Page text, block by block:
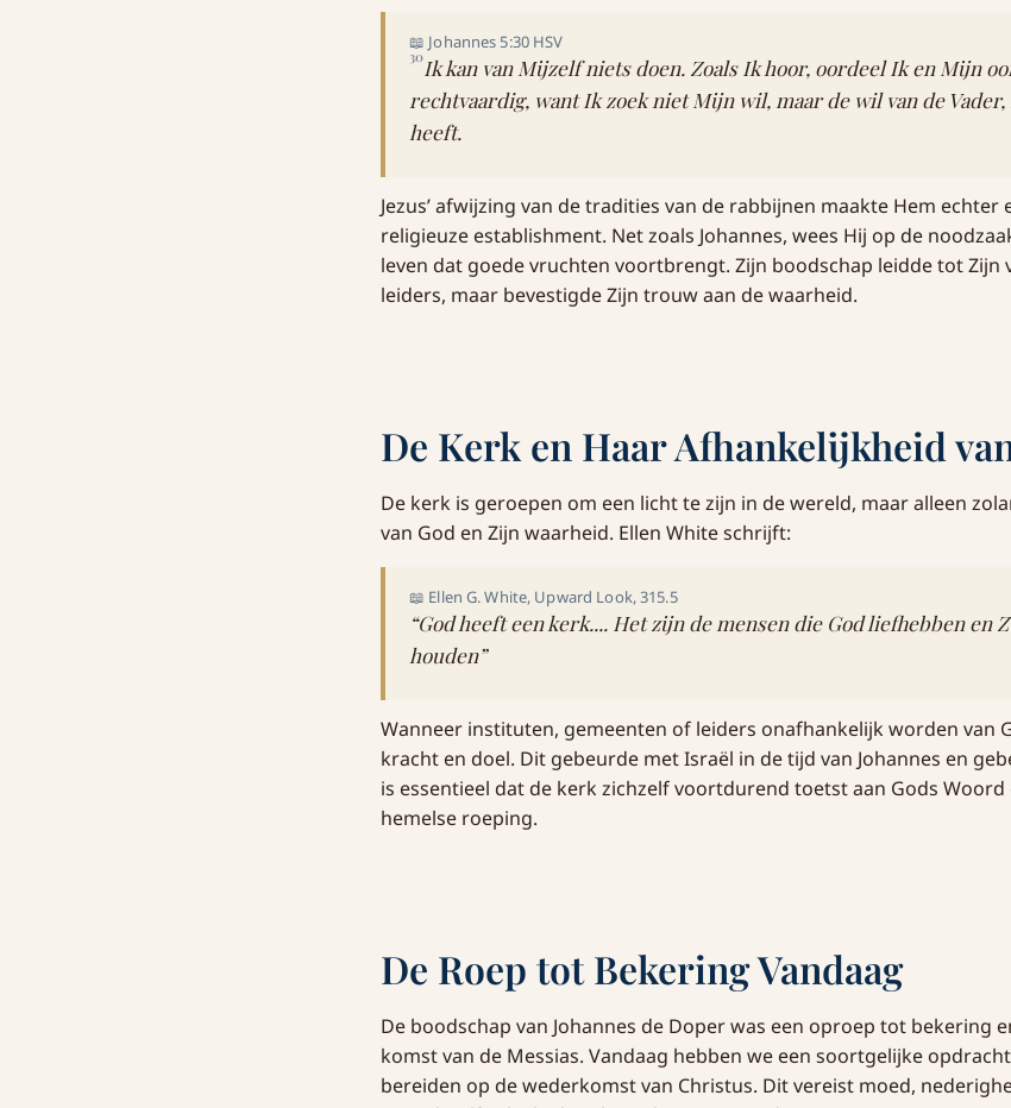
📖 Johannes 5:30 HSV
30Ik kan van Mijzelf niets doen. Zoals Ik hoor, oordeel Ik en Mijn
rechtvaardig, want Ik zoek niet Mijn wil, maar de wil van de
heeft.
Jezus’ afwijzing van de tradities van de rabbijnen maakte Hem echter
religieuze establishment. Net zoals Johannes, wees Hij op de
leven dat goede vruchten voortbrengt. Zijn boodschap leidde tot
leiders, maar bevestigde Zijn trouw aan de waarheid.
De Kerk en Haar Afhankelijkheid
De kerk is geroepen om een licht te zijn in de wereld, maar alleen
van God en Zijn waarheid. Ellen White schrijft:
📖 Ellen G. White, Upward Look, 315.5
“God heeft een kerk.... Het zijn de mensen die God liefhebben en
houden”
Wanneer instituten, gemeenten of leiders onafhankelijk worden van
kracht en doel. Dit gebeurde met Israël in de tijd van Johannes en
is essentieel dat de kerk zichzelf voortdurend toetst aan Gods
hemelse roeping.
De Roep tot Bekering Vandaag
De boodschap van Johannes de Doper was een oproep tot bekering
komst van de Messias. Vandaag hebben we een soortgelijke
bereiden op de wederkomst van Christus. Dit vereist moed,